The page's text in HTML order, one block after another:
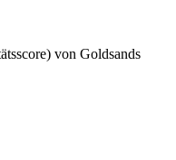
von Goldsands